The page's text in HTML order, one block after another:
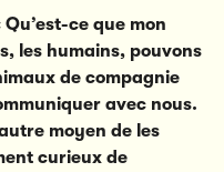
ce que mon
les humains, pouvons
de compagnie
avec nous.
moyen de les
curieux de